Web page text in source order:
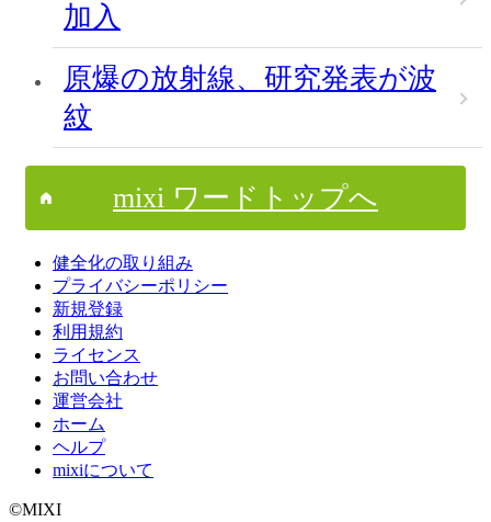
加入
原爆の放射線、研究発表が波
紋
mixi ワードトップへ
健全化の取り組み
プライバシーポリシー
新規登録
利用規約
ライセンス
お問い合わせ
運営会社
ホーム
ヘルプ
mixiについて
©MIXI